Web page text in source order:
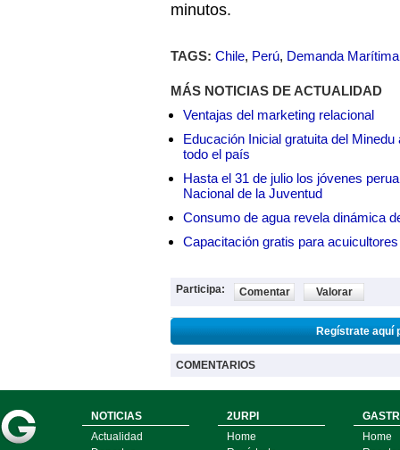
minutos.
TAGS: Chile, Perú, Demanda Marítima
MÁS NOTICIAS DE ACTUALIDAD
Ventajas del marketing relacional
Educación Inicial gratuita del
todo el país
Hasta el 31 de julio los jóvenes
Nacional de la Juventud
Consumo de agua revela dinámica
Capacitación gratis para
Participa: Comentar Valorar
Regístrate aquí
COMENTARIOS
NOTICIAS
Actualidad
2URPI
Home
Home